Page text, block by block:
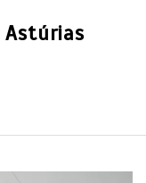
Astúrias